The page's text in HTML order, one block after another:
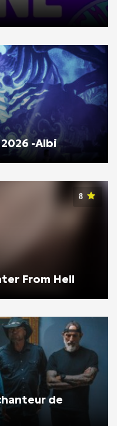
-Albi
8
From Hell
de